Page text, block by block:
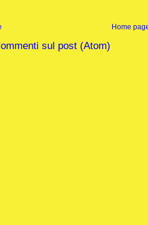
Home
sul post (Atom)